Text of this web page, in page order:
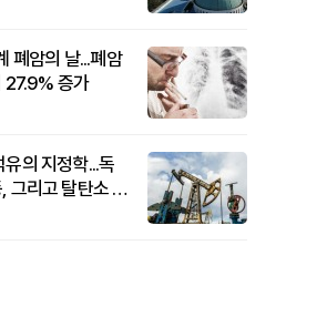
폐암의 날...폐암
27.9% 증가
의 지정학...독
그리고 탈탄소 패